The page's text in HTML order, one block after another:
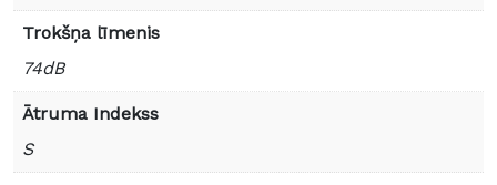
Trokšņa līmenis
74dB
Ātruma Indekss
S